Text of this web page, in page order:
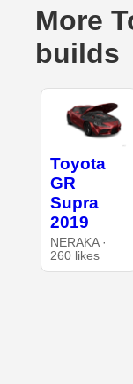
More
builds
Toyota
GR
Supra
2019
NERAKA ·
260 likes